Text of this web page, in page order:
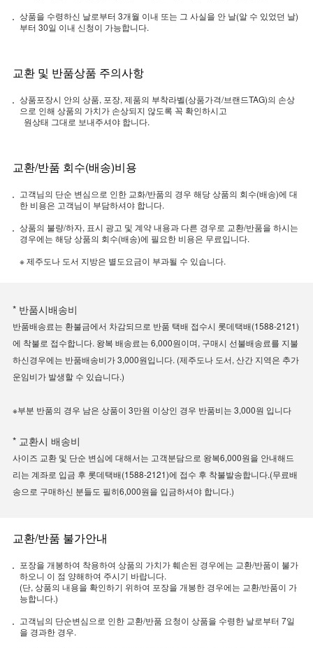
상품을 수령하신 날로부터 3개월 이내 또는 그 사실을 안 날(알 수 있었던 날)
부터 30일 이내 신청이 가능합니다.
교환 및 반품상품 주의사항
상품포장시 안의 상품, 포장, 제품의 부착라벨(상품가격/브랜드TAG)의 손상
으로 인해 상품의 가치가 손상되지 않도록 꼭 확인하시고
원상태 그대로 보내주셔야 합니다.
교환/반품 회수(배송)비용
고객님의 단순 변심으로 인한 교화/반품의 경우 해당 상품의 회수(배송)에 대
한 비용은 고객님이 부담하셔야 합니다.
상품의 불량/하자, 표시 광고 및 계약 내용과 다른 경우로 교환/반품을 하시는
경우에는 해당 상품의 회수(배송)에 필요한 비용은 무료입니다.
※ 제주도나 도서 지방은 별도요금이 부과될 수 있습니다.
* 반품시배송비
반품배송료는 환불금에서 차감되므로 반품 택배 접수시 롯데택배(1588-2121)
에 착불로 접수합니다. 왕복 배송료는 6,000원이며, 구매시 선불배송료를 지불
하신경우에는 반품배송비가 3,000원입니다. (제주도나 도서, 산간 지역은 추가
운임비가 발생할 수 있습니다.)
※부분 반품의 경우 남은 상품이 3만원 이상인 경우 반품비는 3,000원 입니다
* 교환시 배송비
사이즈 교환 및 단순 변심에 대해서는 고객분담으로 왕복6,000원을 안내해드
리는 계좌로 입금 후 롯데택배(1588-2121)에 접수 후 착불발송합니다.(무료배
송으로 구매하신 분들도 필히6,000원을 입금하셔야 합니다.)
교환/반품 불가안내
포장을 개봉하여 착용하여 상품의 가치가 훼손된 경우에는 교환/반품이 불가
하오니 이 점 양해하여 주시기 바랍니다.
(단, 상품의 내용을 확인하기 위하여 포장을 개봉한 경우에는 교환/반품이 가
능합니다.)
고객님의 단순변심으로 인한 교환/반품 요청이 상품을 수령한 날로부터 7일
을 경과한 경우.